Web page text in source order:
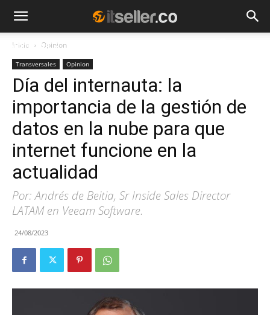
NOTICIAS
Inicio Opinion
Transversales Opinion
Día del internauta: la
importancia de la gestión de
datos en la nube para que
internet funcione en la
actualidad
Por: Andrés de Beitia, Sr Inside Sales Director
LATAM en Veeam Software.
24/08/2023